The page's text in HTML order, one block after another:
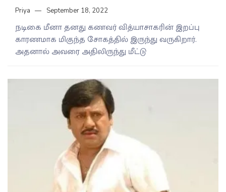
Priya September 18, 2022
நடிகை மீனா தனது கணவர் வித்யாசாகரின் இறப்பு
காரணமாக மிகுந்த சோகத்தில் இருந்து வருகிறார்.
அதனால் அவரை அதிலிருந்து மீட்டு